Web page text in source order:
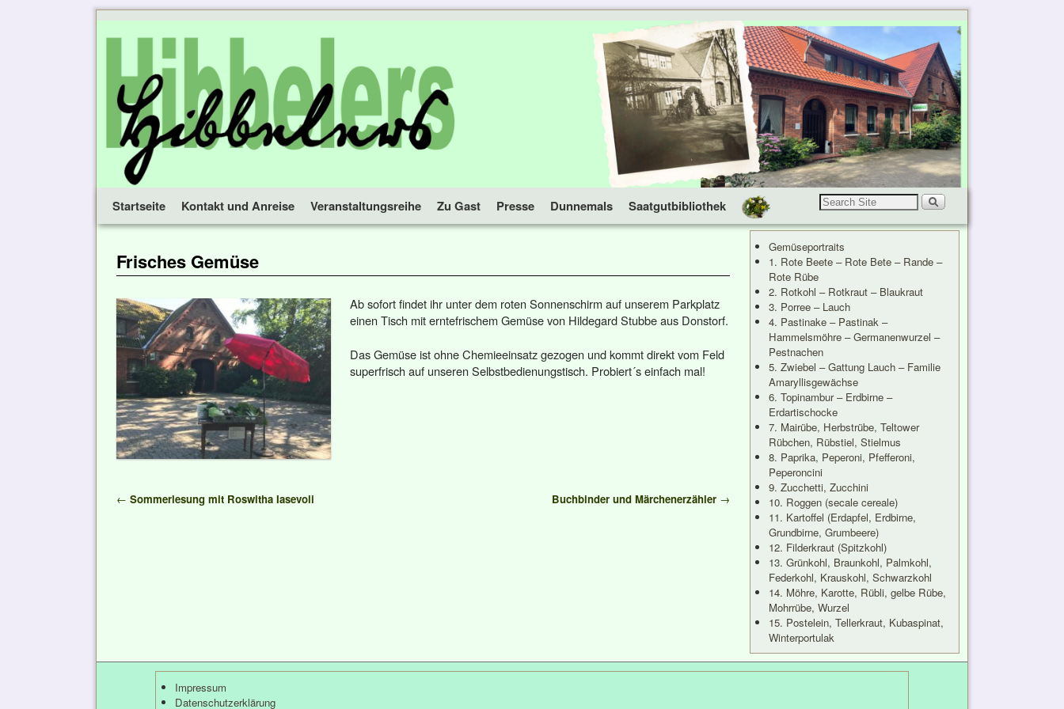
Zum Inhalt wechseln
Zum sekundären Inhalt wechseln
Startseite Kontakt und Anreise Veranstaltungsreihe Zu Gast Presse Dunnemals Saatgutbibliothek
Frisches Gemüse
Ab sofort findet ihr unter dem roten Sonnenschirm auf unserem Parkplatz
einen Tisch mit erntefrischem Gemüse von Hildegard Stubbe aus Donstorf.
Das Gemüse ist ohne Chemieeinsatz gezogen und kommt direkt vom Feld
superfrisch auf unseren Selbstbedienungstisch. Probiert´s einfach mal!
Artikelnavigation
← Sommerlesung mit Roswitha Iasevoli Buchbinder und Märchenerzähler →
Gemüseportraits
1. Rote Beete – Rote Bete – Rande –
Rote Rübe
2. Rotkohl – Rotkraut – Blaukraut
3. Porree – Lauch
4. Pastinake – Pastinak –
Hammelsmöhre – Germanenwurzel –
Pestnachen
5. Zwiebel – Gattung Lauch – Familie
Amaryllisgewächse
6. Topinambur – Erdbirne –
Erdartischocke
7. Mairübe, Herbstrübe, Teltower
Rübchen, Rübstiel, Stielmus
8. Paprika, Peperoni, Pfefferoni,
Peperoncini
9. Zucchetti, Zucchini
10. Roggen (secale cereale)
11. Kartoffel (Erdapfel, Erdbirne,
Grundbirne, Grumbeere)
12. Filderkraut (Spitzkohl)
13. Grünkohl, Braunkohl, Palmkohl,
Federkohl, Krauskohl, Schwarzkohl
14. Möhre, Karotte, Rübli, gelbe Rübe,
Mohrrübe, Wurzel
15. Postelein, Tellerkraut, Kubaspinat,
Winterportulak
Impressum
Datenschutzerklärung